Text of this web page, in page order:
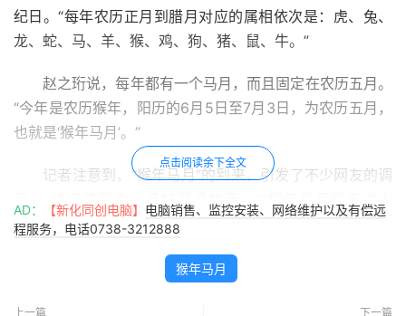
纪日。“每年农历正月到腊月对应的属相依次是：虎、兔、
龙、蛇、马、羊、猴、鸡、狗、猪、鼠、牛。”
赵之珩说，每年都有一个马月，而且固定在农历五月。
“今年是农历猴年，阳历的6月5日至7月3日，为农历五月，
也就是‘猴年马月’。”
记者注意到，“猴年马月”的到来，引发了不少网友的调
侃。“终于等到你，还好我没放弃。”“猴年马月要干点大
事。”“以前许下的各种不靠谱的愿望都应该实现了。”
天文专家表示，每过12年的“猴年”就会遇到一个“马
点击阅读余下全文
AD： 【新化同创电脑】 电脑销售、监控安装、网络维护以及有偿远
程服务，电话0738-3212888
猴年马月
上一篇 下一篇